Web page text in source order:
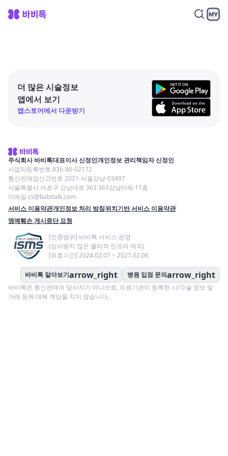
더 많은 시술정보
앱에서 보기
앱스토어에서 다운받기
주식회사 바비톡대표이사 신정인개인정보 관리책임자 신정인
사업자등록번호 836-86-02172
통신판매업신고번호 2021-서울강남-03497
서울특별시 서초구 강남대로 363 363강남타워 11층
이메일 cs@babitalk.com
서비스 이용약관개인정보 처리 방침위치기반 서비스 이용약관
명예훼손 게시중단 요청
[인증범위] 바비톡 서비스 운영
(심사받지 않은 물리적 인프라 제외)
[유효기간] 2024.02.07 ~ 2027.02.06
바비톡 알아보기arrow_right 병원 입점 문의arrow_right
바비톡은 통신판매의 당사자가 아니므로, 의료기관이 등록한 시/수술 정보 및
거래 등에 대해 책임을 지지 않습니다.